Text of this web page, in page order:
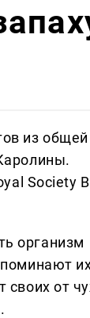
из
Society
организм
своих от